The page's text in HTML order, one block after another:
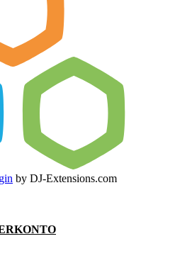
by DJ-Extensions.com